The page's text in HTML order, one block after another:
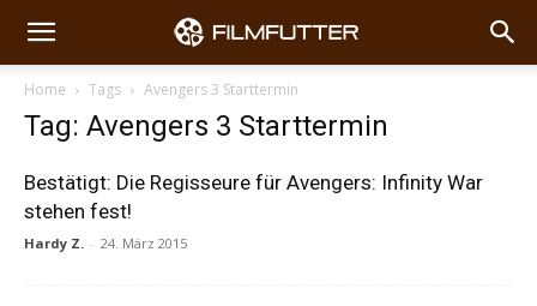
Home Tags Avengers 3 Starttermin
Tag: Avengers 3 Starttermin
Bestätigt: Die Regisseure für Avengers: Infinity War
stehen fest!
Hardy Z. - 24. März 2015